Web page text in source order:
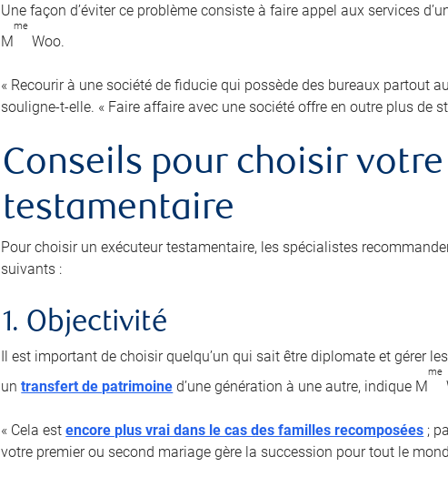
Une façon d’éviter ce problème consiste à faire appel aux services
M
me
Woo.
« Recourir à une société de fiducie qui possède des bureaux partout
souligne-t-elle. « Faire affaire avec une société offre en outre plus de
Conseils pour choisir
testamentaire
Pour choisir un exécuteur testamentaire, les spécialistes
suivants :
1. Objectivité
Il est important de choisir quelqu’un qui sait être diplomate et gérer
untransfert de patrimoine d’une génération à une autre, indique M
me
« Cela estencore plus vrai dans le cas des familles recomposées ;
votre premier ou second mariage gère la succession pour tout le